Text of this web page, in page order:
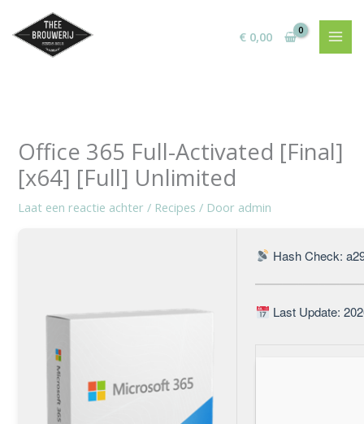
naar
€0,00
Office 365 Full-Activated [Final]
[x64] [Full] Unlimited
Laat een reactie achter / Recipes / Door admin
Hash Check:
Last Update: